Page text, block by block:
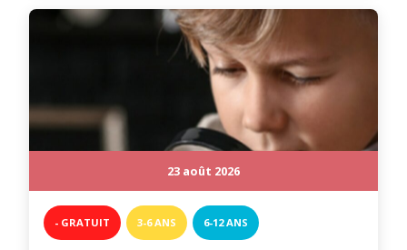
23 août 2026
- GRATUIT 3-6 ANS 6-12 ANS